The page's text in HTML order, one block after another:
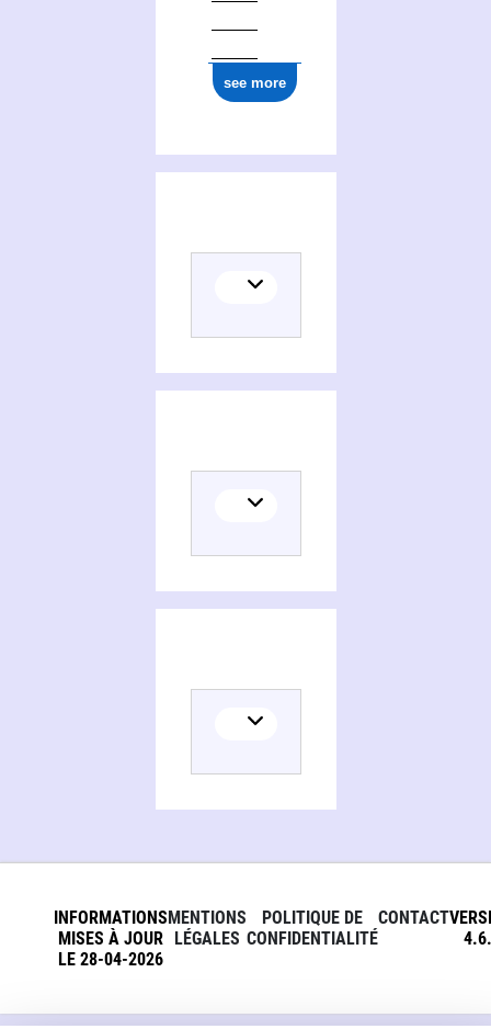
see more
INFORMATIONS
MISES À JOUR
LE 28-04-2026
MENTIONS
LÉGALES
POLITIQUE DE
CONFIDENTIALITÉ
CONTACT